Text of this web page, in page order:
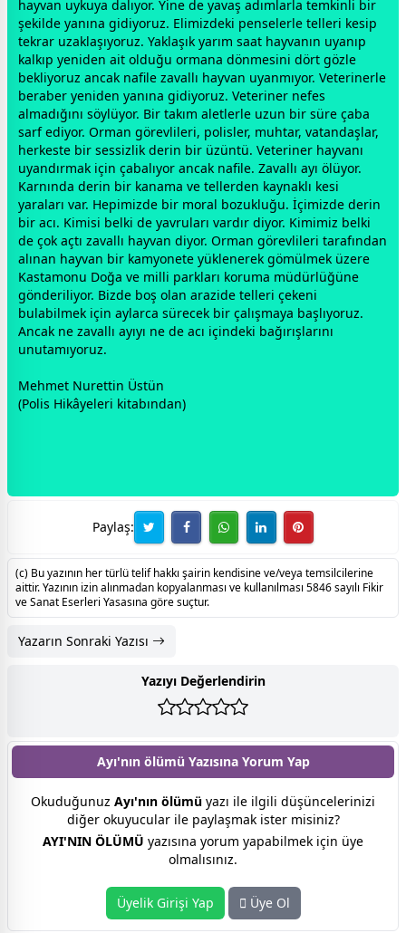
hayvan uykuya dalıyor. Yine de yavaş adımlarla temkinli bir
şekilde yanına gidiyoruz. Elimizdeki penselerle telleri kesip
tekrar uzaklaşıyoruz. Yaklaşık yarım saat hayvanın uyanıp
kalkıp yeniden ait olduğu ormana dönmesini dört gözle
bekliyoruz ancak nafile zavallı hayvan uyanmıyor. Veterinerle
beraber yeniden yanına gidiyoruz. Veteriner nefes
almadığını söylüyor. Bir takım aletlerle uzun bir süre çaba
sarf ediyor. Orman görevlileri, polisler, muhtar, vatandaşlar,
herkeste bir sessizlik derin bir üzüntü. Veteriner hayvanı
uyandırmak için çabalıyor ancak nafile. Zavallı ayı ölüyor.
Karnında derin bir kanama ve tellerden kaynaklı kesi
yaraları var. Hepimizde bir moral bozukluğu. İçimizde derin
bir acı. Kimisi belki de yavruları vardır diyor. Kimimiz belki
de çok açtı zavallı hayvan diyor. Orman görevlileri tarafından
alınan hayvan bir kamyonete yüklenerek gömülmek üzere
Kastamonu Doğa ve milli parkları koruma müdürlüğüne
gönderiliyor. Bizde boş olan arazide telleri çekeni
bulabilmek için aylarca sürecek bir çalışmaya başlıyoruz.
Ancak ne zavallı ayıyı ne de acı içindeki bağırışlarını
unutamıyoruz.
Mehmet Nurettin Üstün
(Polis Hikâyeleri kitabından)
Paylaş:
(c) Bu yazının her türlü telif hakkı şairin kendisine ve/veya temsilcilerine
aittir. Yazının izin alınmadan kopyalanması ve kullanılması 5846 sayılı Fikir
ve Sanat Eserleri Yasasına göre suçtur.
Yazarın Sonraki Yazısı
Yazıyı Değerlendirin
Ayı'nın ölümü Yazısına Yorum Yap
Okuduğunuz Ayı'nın ölümü yazı ile ilgili düşüncelerinizi
diğer okuyucular ile paylaşmak ister misiniz?
AYI'NIN ÖLÜMÜ yazısına yorum yapabilmek için üye
olmalısınız.
Üyelik Girişi Yap Üye Ol